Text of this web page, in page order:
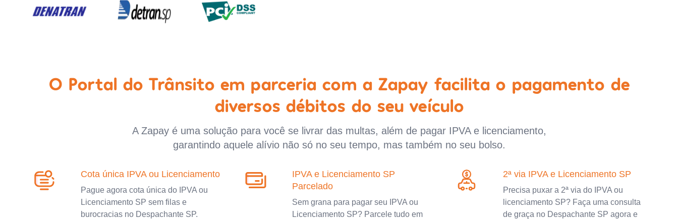
O Portal do Trânsito em parceria com a Zapay facilita o pagamento de
diversos débitos do seu veículo
A Zapay é uma solução para você se livrar das multas, além de pagar IPVA e licenciamento,
garantindo aquele alívio não só no seu tempo, mas também no seu bolso.
Cota única IPVA ou Licenciamento
Pague agora cota única do IPVA ou
Licenciamento SP sem filas e
burocracias no Despachante SP.
IPVA e Licenciamento SP
Parcelado
Sem grana para pagar seu IPVA ou
Licenciamento SP? Parcele tudo em
2ª via IPVA e Licenciamento SP
Precisa puxar a 2ª via do IPVA ou
licenciamento SP? Faça uma consulta
de graça no Despachante SP agora e